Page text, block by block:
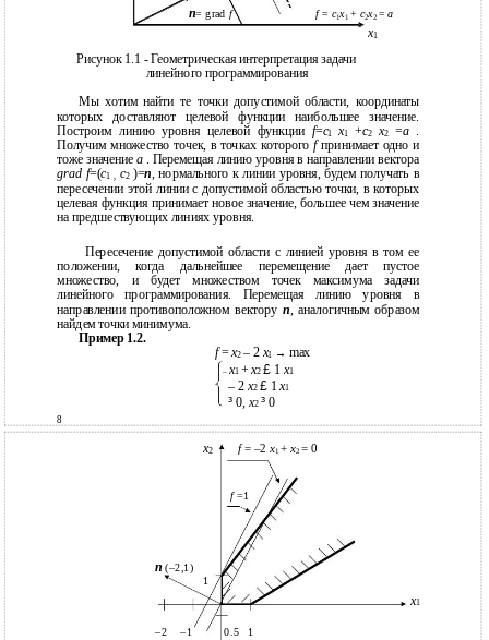
n= grad f f= c1x1 + c2x2 =a
х1
Рисунок 1.1 - Геометрическая интерпретация задачи
линейного программирования
Мы хотим найти те точки допустимой области, координаты
которых доставляют целевой функции наибольшее значение.
Построим линию уровня целевой функции f=c1x1+c2 x2 =a .
Получим множество точек, в точках которогоfпринимает одно и
тоже значениеa . Перемещая линию уровня в направлении вектора
grad f=(c1 , c2 )=n, нормального к линии уровня, будем получать в
пересечении этой линии с допустимой областью точки, в которых
целевая функция принимает новое значение, большее чем значение
на предшествующих линиях уровня.
Пересечение допустимой области с линией уровня в том ее
положении, когда дальнейшее перемещение дает пустое
множество, и будет множеством точек максимума задачи
линейного программирования. Перемещая линию уровня в
направлении противоположном векторуn, аналогичным образом
найдем точки минимума.
Пример 1.2.
f =x2 – 2 x1 → max
– x1 +x2£ 1 x1
– 2 x2 £ 1x1
³0, x2 ³ 0
8
x2 f= –2 x1 + x2= 0
f=1
n(–2,1)
1
x1
–2 –1 0.5 1